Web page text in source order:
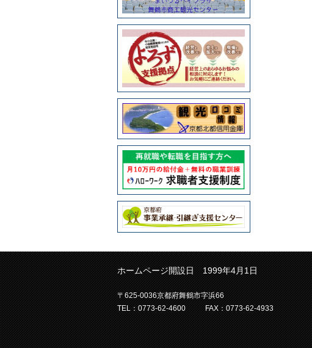
ホームページ開設日 1999年4月1日
〒625-0036京都府舞鶴市字浜66
TEL：0773-62-4600
FAX：0773-62-4933